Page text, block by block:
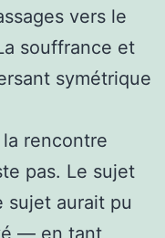
vers le
souffrance et
symétrique
rencontre
pas. Le sujet
sujet aurait pu
— en tant